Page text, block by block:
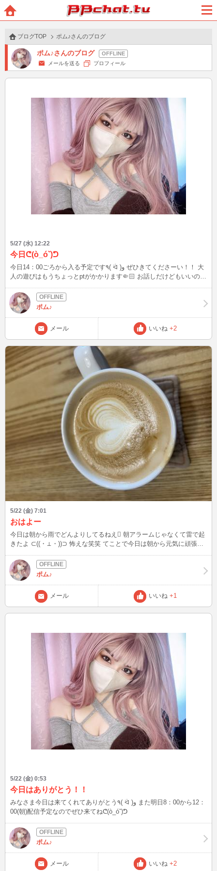
BBchatTV
ブログTOP ポム♪さんのブログ
ポム♪さんのブログ
メールを送る プロフィール
5/27 (水) 12:22
今日ᕦ(ò_óˇ)ᕤ
今日14：00ごろから入る予定です٩( ᐛ )و ぜひきてくださーい！！ 大
人の遊びはもうちょっとptがかかります🤏🏻 お話しだけどもいいので
ポム♪
メール いいね +2
5/22 (金) 7:01
おはよー
今日は朝から雨でどんよりしてるねえ🫩 朝アラームじゃなくて雷で起
きたよ ⊂((・⊥・))⊃ 怖えな笑笑 てことで今日は朝から元気に頑張っ
ポム♪
メール いいね +1
5/22 (金) 0:53
今日はありがとう！！
みなさま今日は来てくれてありがとう٩( ᐛ )و また明日8：00から12：
00(朝)配信予定なのでぜひ来てねᕦ(ò_óˇ)ᕤ
ポム♪
メール いいね +2